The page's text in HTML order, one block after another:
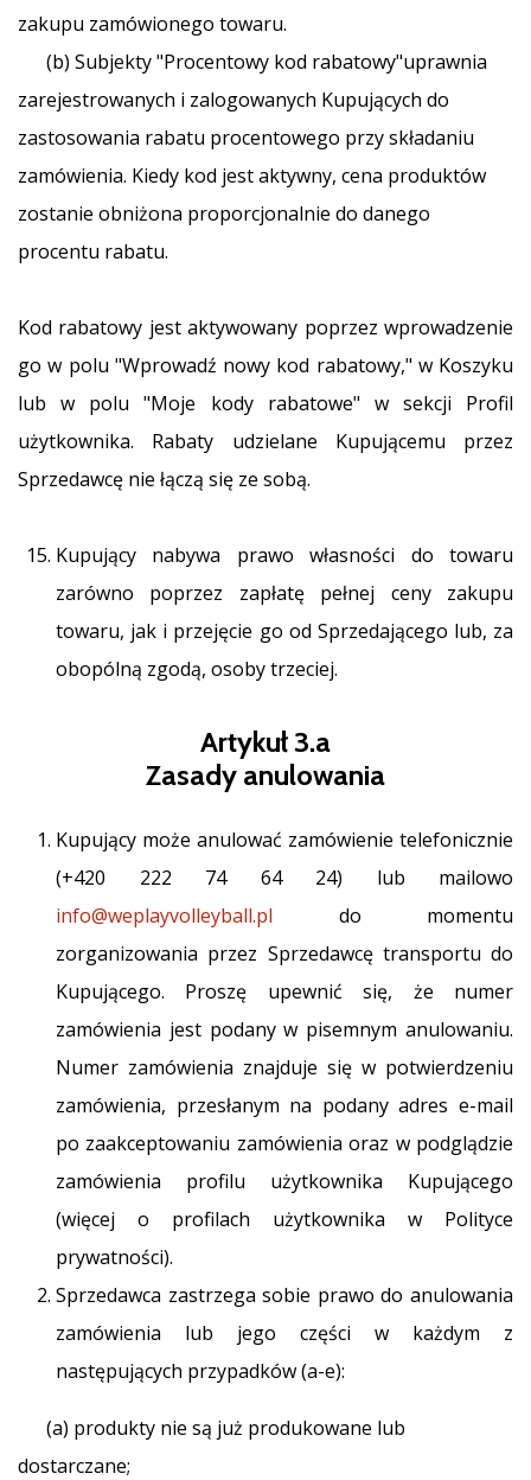
zakupu zamówionego towaru.
(b) Subjekty "Procentowy kod rabatowy"uprawnia
zarejestrowanych i zalogowanych Kupujących do
zastosowania rabatu procentowego przy składaniu
zamówienia. Kiedy kod jest aktywny, cena produktów
zostanie obniżona proporcjonalnie do danego
procentu rabatu.
Kod rabatowy jest aktywowany poprzez wprowadzenie
go w polu "Wprowadź nowy kod rabatowy," w Koszyku
lub w polu "Moje kody rabatowe" w sekcji Profil
użytkownika. Rabaty udzielane Kupującemu przez
Sprzedawcę nie łączą się ze sobą.
Kupujący nabywa prawo własności do towaru
zarówno poprzez zapłatę pełnej ceny zakupu
towaru, jak i przejęcie go od Sprzedającego lub, za
obopólną zgodą, osoby trzeciej.
Artykuł 3.a
Zasady anulowania
Kupujący może anulować zamówienie telefonicznie
(+420 222 74 64 24) lub mailowo
info@weplayvolleyball.pl do momentu
zorganizowania przez Sprzedawcę transportu do
Kupującego. Proszę upewnić się, że numer
zamówienia jest podany w pisemnym anulowaniu.
Numer zamówienia znajduje się w potwierdzeniu
zamówienia, przesłanym na podany adres e-mail
po zaakceptowaniu zamówienia oraz w podglądzie
zamówienia profilu użytkownika Kupującego
(więcej o profilach użytkownika w Polityce
prywatności).
Sprzedawca zastrzega sobie prawo do anulowania
zamówienia lub jego części w każdym z
następujących przypadków (a-e):
(a) produkty nie są już produkowane lub
dostarczane;